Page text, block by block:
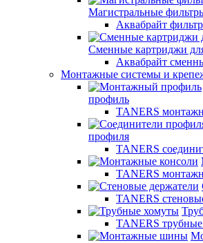
Магистральные
Аквабрайт
Сменные картриджи
Аквабрайт
Монтажные системы и
профиль
TANERS
профиля
TANERS
TANERS
TANERS
TANERS